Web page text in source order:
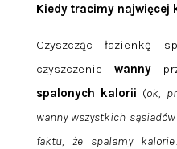
Kiedy tracimy najwięcej
Czyszcząc łazienkę
czyszczenie wanny
spalonych kalorii (ok,
wanny wszystkich
faktu, że spalamy kalorie